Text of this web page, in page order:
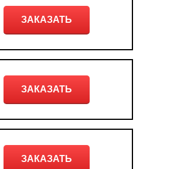
ЗАКАЗАТЬ
ЗАКАЗАТЬ
ЗАКАЗАТЬ